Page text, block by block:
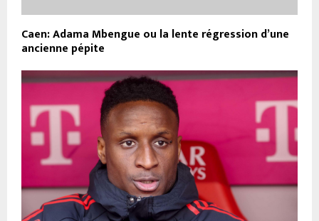
Caen: Adama Mbengue ou la lente régression d’une
ancienne pépite